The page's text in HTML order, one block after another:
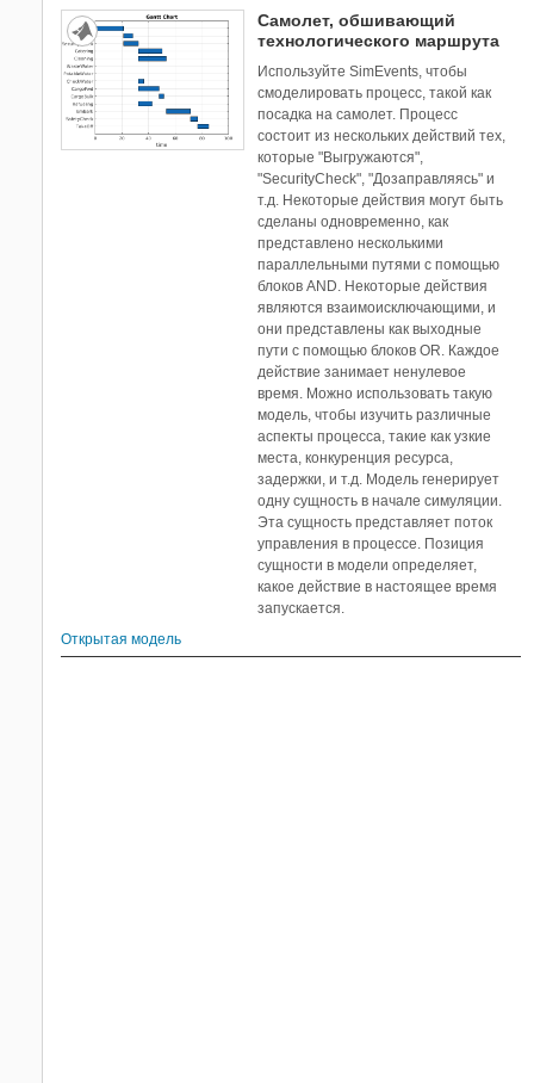
Самолет, обшивающий
технологического маршрута
Используйте SimEvents, чтобы
смоделировать процесс, такой как
посадка на самолет. Процесс
состоит из нескольких действий тех,
которые "Выгружаются",
"SecurityCheck", "Дозаправляясь" и
т.д. Некоторые действия могут быть
сделаны одновременно, как
представлено несколькими
параллельными путями с помощью
блоков AND. Некоторые действия
являются взаимоисключающими, и
они представлены как выходные
пути с помощью блоков OR. Каждое
действие занимает ненулевое
время. Можно использовать такую
модель, чтобы изучить различные
аспекты процесса, такие как узкие
места, конкуренция ресурса,
задержки, и т.д. Модель генерирует
одну сущность в начале симуляции.
Эта сущность представляет поток
управления в процессе. Позиция
сущности в модели определяет,
какое действие в настоящее время
запускается.
Открытая модель